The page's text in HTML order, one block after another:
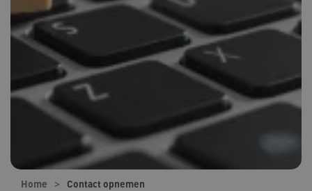
Home Contact opnemen